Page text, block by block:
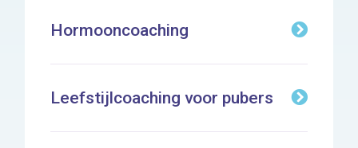
Hormooncoaching
Leefstijlcoaching voor pubers